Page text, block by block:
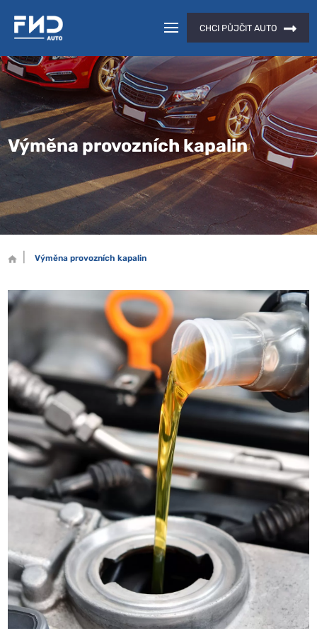
CHCI PŮJČIT AUTO
Výměna provozních kapalin
Výměna provozních kapalin